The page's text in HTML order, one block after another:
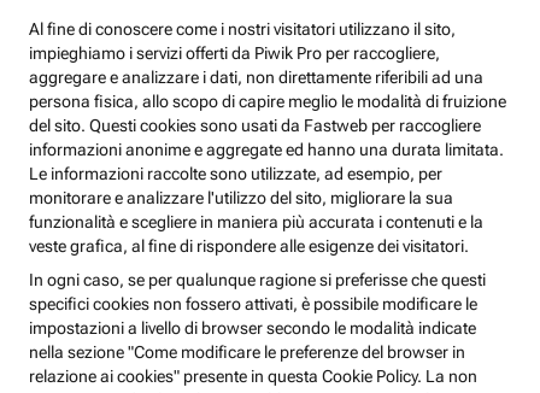
Al fine di conoscere come i nostri visitatori utilizzano il sito,
impieghiamo i servizi offerti da Piwik Pro per raccogliere,
aggregare e analizzare i dati, non direttamente riferibili ad una
persona fisica, allo scopo di capire meglio le modalità di fruizione
del sito. Questi cookies sono usati da Fastweb per raccogliere
informazioni anonime e aggregate ed hanno una durata limitata.
Le informazioni raccolte sono utilizzate, ad esempio, per
monitorare e analizzare l'utilizzo del sito, migliorare la sua
funzionalità e scegliere in maniera più accurata i contenuti e la
veste grafica, al fine di rispondere alle esigenze dei visitatori.
In ogni caso, se per qualunque ragione si preferisse che questi
specifici cookies non fossero attivati, è possibile modificare le
impostazioni a livello di browser secondo le modalità indicate
nella sezione "Come modificare le preferenze del browser in
relazione ai cookies" presente in questa Cookie Policy. La non